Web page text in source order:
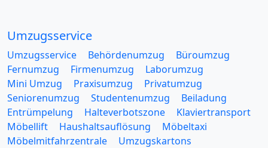
Umzugsservice
Umzugsservice Behördenumzug
Büroumzug
Fernumzug
Firmenumzug
Laborumzug
Mini Umzug
Praxisumzug
Privatumzug
Seniorenumzug
Studentenumzug
Beiladung
Entrümpelung
Halteverbotszone
Klaviertransport
Möbellift
Haushaltsauflösung
Möbeltaxi
Möbelmitfahrzentrale
Umzugskartons